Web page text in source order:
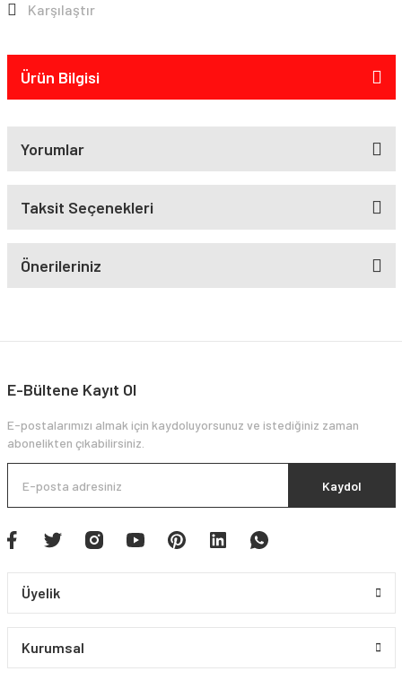
Karşılaştır
Ürün Bilgisi
Yorumlar
Taksit Seçenekleri
Önerileriniz
E-Bültene Kayıt Ol
E-postalarımızı almak için kaydoluyorsunuz ve istediğiniz zaman
abonelikten çıkabilirsiniz.
Kaydol
Üyelik
Kurumsal